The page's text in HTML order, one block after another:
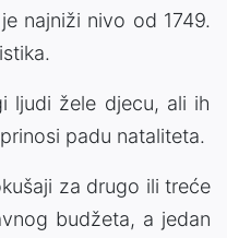
najniži nivo od 1749.
ljudi žele djecu, ali ih
padu nataliteta.
za drugo ili treće
budžeta, a jedan